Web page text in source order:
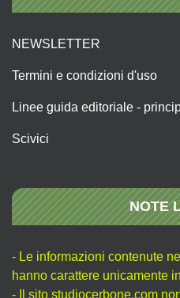
NEWSLETTER
Termini e condizioni d'uso
Linee guida editoriale -
Scivici
NOTE
- Le informazioni contenute
hanno carattere unicamente
- Il sito studiocerbone.com